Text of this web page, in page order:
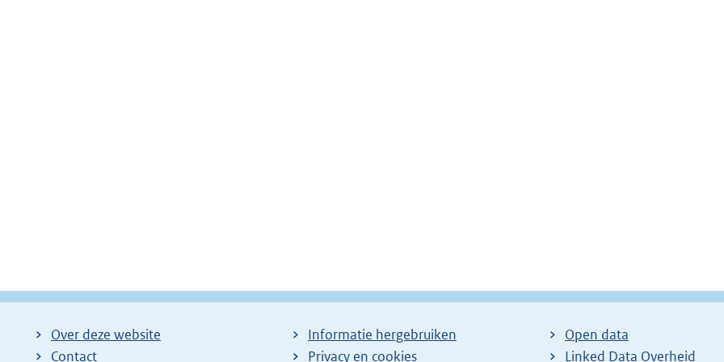
Over deze website
Contact
Informatie hergebruiken
Privacy en cookies
Open data
Linked Data Overheid